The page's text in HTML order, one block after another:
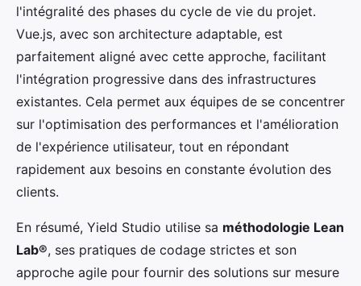
l'intégralité des phases du cycle de vie du projet.
Vue.js, avec son architecture adaptable, est
parfaitement aligné avec cette approche, facilitant
l'intégration progressive dans des infrastructures
existantes. Cela permet aux équipes de se concentrer
sur l'optimisation des performances et l'amélioration
de l'expérience utilisateur, tout en répondant
rapidement aux besoins en constante évolution des
clients.
En résumé, Yield Studio utilise sa méthodologie Lean
Lab®, ses pratiques de codage strictes et son
approche agile pour fournir des solutions sur mesure